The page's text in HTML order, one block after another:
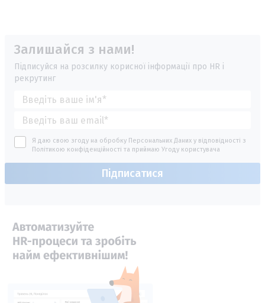
Залишайся з нами!
Підписуйся на розсилку корисної інформації про HR і
рекрутинг
Я даю свою згоду на обробку Персональних Даних у відповідності з
Політикою конфіденційності та приймаю Угоду користувача